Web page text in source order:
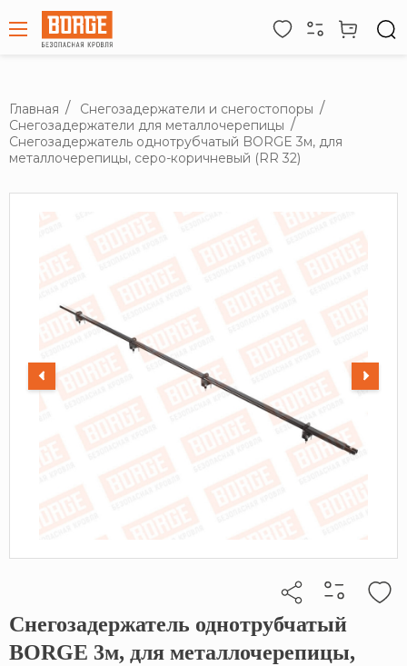
Главная
Снегозадержатели и снегостопоры
Снегозадержатели для металлочерепицы
Снегозадержатель однотрубчатый BORGE 3м, для
металлочерепицы, серо-коричневый (RR 32)
Кликните, чтобы скопировать прямую ссылку
Снегозадержатель однотрубчатый
BORGE 3м, для металлочерепицы,